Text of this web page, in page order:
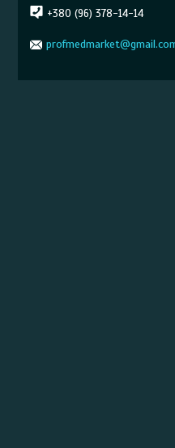
+380 (96) 378-14-14